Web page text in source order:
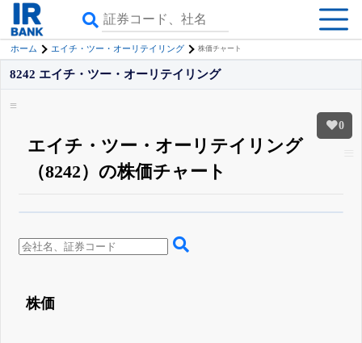
ホーム エイチ・ツー・オーリテイリング 株価チャート
0
8242 エイチ・ツー・オーリテイリング
エイチ・ツー・オーリテイリング
（8242）の株価チャート
詳しく見られる無料でβ版をはじめる
登録すると永久30%OFFと米株版の先行利用も付きます
株価